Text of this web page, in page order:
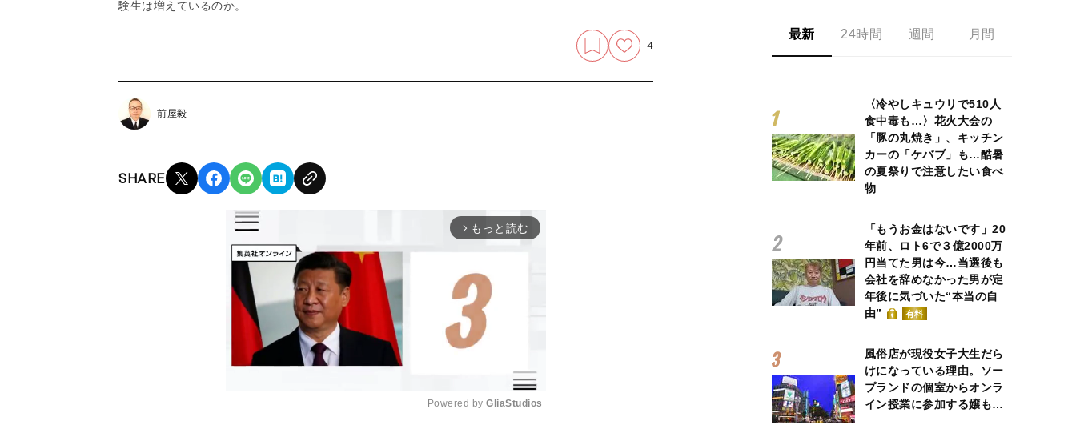
験生は増えているのか。
4
前屋毅
SHARE
arrow_forward_ios もっと読む
Powered by GliaStudios
最新 24時間 週間 月間
〈冷やしキュウリで510人
食中毒も…〉花火大会の
「豚の丸焼き」、キッチン
カーの「ケバブ」も…酷暑
の夏祭りで注意したい食べ
物
「もうお金はないです」20
年前、ロト6で３億2000万
円当てた男は今…当選後も
会社を辞めなかった男が定
年後に気づいた“本当の自
由”
有料
風俗店が現役女子大生だら
けになっている理由。ソー
プランドの個室からオンラ
イン授業に参加する嬢も…